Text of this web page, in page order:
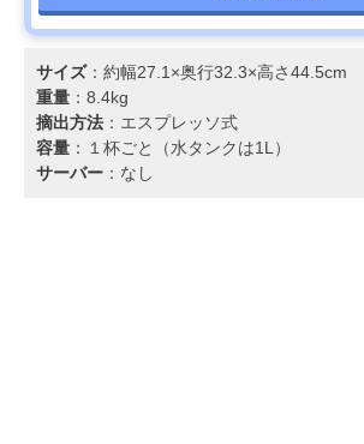
サイズ：約幅27.1×奥行32.3×高さ44.5cm
重量 ：8.4kg
摘出方法 ：エスプレッソ式
容量 ：１杯ごと（水タンクは1L）
サーバー ：なし